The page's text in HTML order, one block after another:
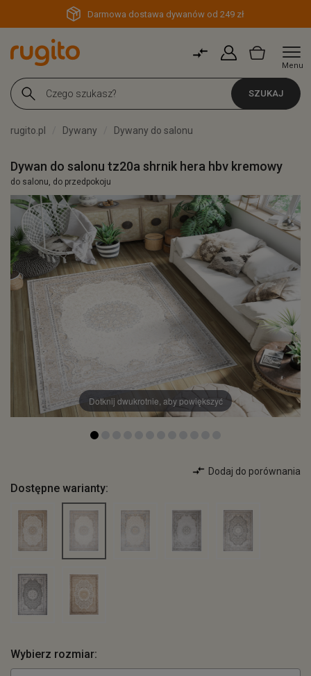
Darmowa dostawa dywanów od 249 zł
Menu
SZUKAJ
rugito.pl Dywany Dywany do salonu
Dywan do salonu tz20a shrnik hera hbv kremowy
do salonu, do przedpokoju
Dotknij dwukrotnie, aby powiększyć
Dodaj do porównania
Dostępne warianty:
Wybierz rozmiar: